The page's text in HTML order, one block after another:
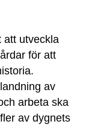
att utveckla
för att
av
arbeta ska
av dygnets